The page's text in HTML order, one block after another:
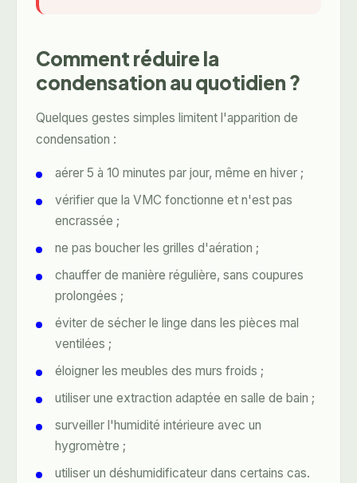
Comment réduire la
condensation au quotidien ?
Quelques gestes simples limitent l'apparition de
condensation :
aérer 5 à 10 minutes par jour, même en hiver ;
vérifier que la VMC fonctionne et n'est pas
encrassée ;
ne pas boucher les grilles d'aération ;
chauffer de manière régulière, sans coupures
prolongées ;
éviter de sécher le linge dans les pièces mal
ventilées ;
éloigner les meubles des murs froids ;
utiliser une extraction adaptée en salle de bain ;
surveiller l'humidité intérieure avec un
hygromètre ;
utiliser un déshumidificateur dans certains cas.